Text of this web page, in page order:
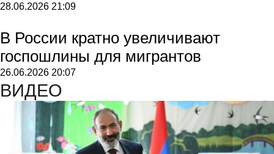
28.06.2026 21:09
В России кратно увеличивают
госпошлины для мигрантов
26.06.2026 20:07
ВИДЕО